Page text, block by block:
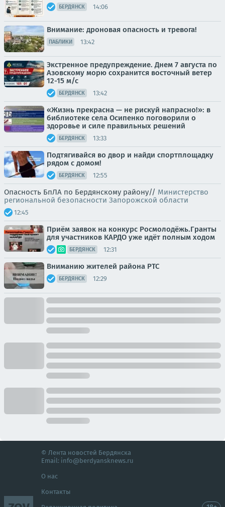
БЕРДЯНСК 14:06
Внимание: дроновая опасность и тревога!
ПАБЛИКИ 13:42
Экстренное предупреждение. Днем 7 августа по
Азовскому морю сохранится восточный ветер
12-15 м/с
БЕРДЯНСК 13:42
«Жизнь прекрасна — не рискуй напрасно!»: в
библиотеке села Осипенко поговорили о
здоровье и силе правильных решений
БЕРДЯНСК 13:33
Подтягивайся во двор и найди спортплощадку
рядом с домом!
БЕРДЯНСК 12:55
Опасность БпЛА по Бердянскому району// Министерство
региональной безопасности Запорожской области
12:45
Приём заявок на конкурс Росмолодёжь.Гранты
для участников КАРДО уже идёт полным ходом
БЕРДЯНСК 12:31
Вниманию жителей района РТС
БЕРДЯНСК 12:29
© Лента новостей Бердянска
Email: info@berdyansknews.ru
О нас
Контакты